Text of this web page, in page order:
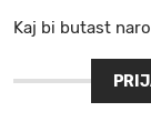
Kaj bi butast